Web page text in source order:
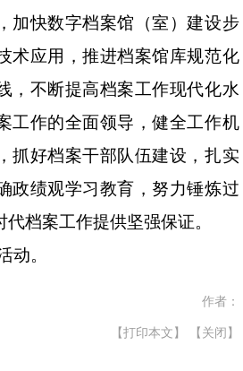
加快数字档案馆（室）建设步
术应用，推进档案馆库规范化
，不断提高档案工作现代化水
工作的全面领导，健全工作机
抓好档案干部队伍建设，扎实
政绩观学习教育，努力锤炼过
档案工作提供坚强保证。
动。
作者：
【打印本文】 【关闭】